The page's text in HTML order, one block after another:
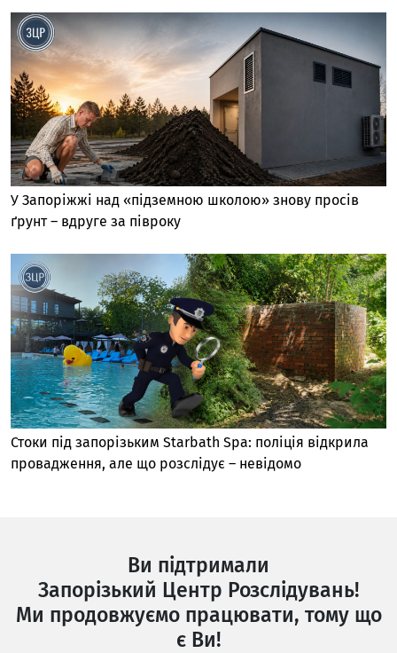
У Запоріжжі над «підземною школою» знову просів
ґрунт – вдруге за півроку
Стоки під запорізьким Starbath Spa: поліція відкрила
провадження, але що розслідує – невідомо
Ви підтримали
Запорізький Центр Розслідувань!
Ми продовжуємо працювати, тому що
є Ви!